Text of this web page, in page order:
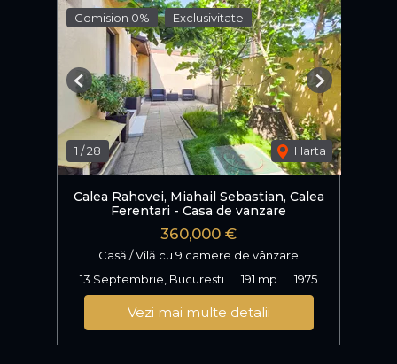
Comision 0% Exclusivitate
1 /28 Harta
Previous Next
Calea Rahovei, Miahail Sebastian, Calea
Ferentari - Casa de vanzare
360,000 €
Casă / Vilă cu 9 camere de vânzare
13 Septembrie, Bucuresti
191 mp 1975
Vezi mai multe detalii